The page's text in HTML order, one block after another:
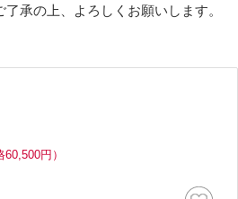
承の上、よろしくお願いします。
60,500円）